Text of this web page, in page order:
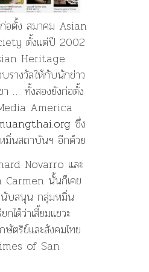
อตั้ง สมาคม Asian
ตั้งแต่ปี 2002
Heritage
รางวัลให้กับนักข่าว
า … ทั้งสองยังก่อตั้ง
America
ซึ่ง
มิ่นสถาบันฯ อีกด้วย
Novarro และ
นั้นก็เคย
นับสนุน กลุ่มหมิ่น
ได้ว่าเสี้ยมแขวะ
ตริย์และสังคมไทย
of San